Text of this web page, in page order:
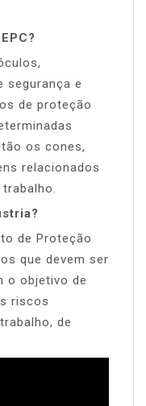
segurança e
de proteção
os cones,
relacionados
de Proteção
que devem ser
o objetivo de
riscos
de